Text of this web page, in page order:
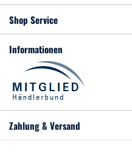
Shop Service
Informationen
Zahlung & Versand